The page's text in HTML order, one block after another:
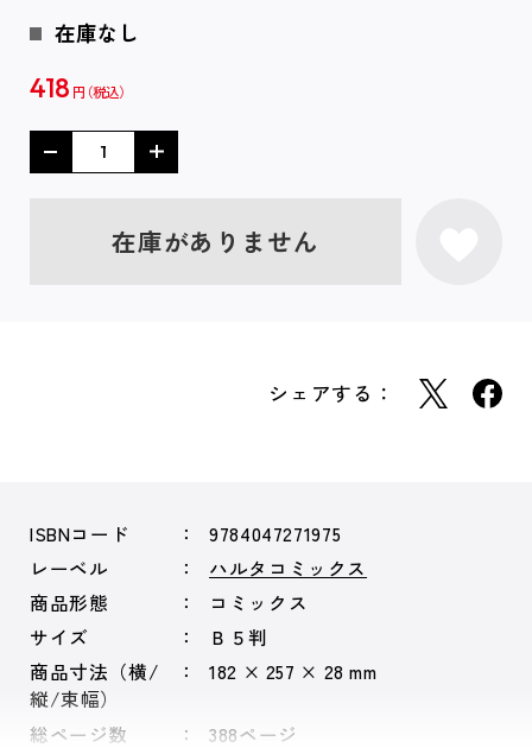
在庫なし
418 円
在庫がありません
シェアする：
ISBNコード
9784047271975
レーベル
ハルタコミックス
商品形態
コミックス
サイズ
Ｂ５判
商品寸法（横/
縦/束幅）
182 × 257 × 28 mm
総ページ数 388ページ